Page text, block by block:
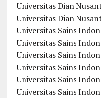
Universitas Dian
Universitas Dian
Universitas Sains
Universitas Sains
Universitas Sains
Universitas Sains
Universitas Sains
Universitas Sains